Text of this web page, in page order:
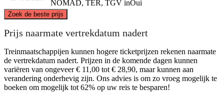
NOMAD, TER, TGV inOui
Zoek de beste prijs
© CARTO, ©
Prijs naarmate vertrekdatum nadert
Treinmaatschappijen kunnen hogere ticketprijzen rekenen naarmate
de vertrekdatum nadert. Prijzen in de komende dagen kunnen
variëren van ongeveer € 11,00 tot € 28,90, maar kunnen aan
verandering onderhevig zijn. Ons advies is om zo vroeg mogelijk te
boeken om mogelijk tot 62% op uw reis te besparen!